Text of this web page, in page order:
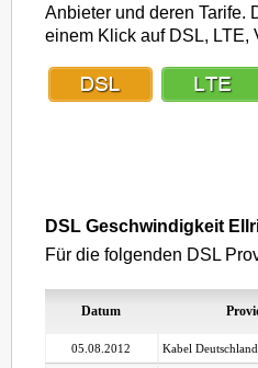
Anbieter und deren Tarife.
einem Klick auf DSL, LTE,
DSL Geschwindigkeit
Für die folgenden DSL
Datum
05.08.2012 Kabel Deutschland